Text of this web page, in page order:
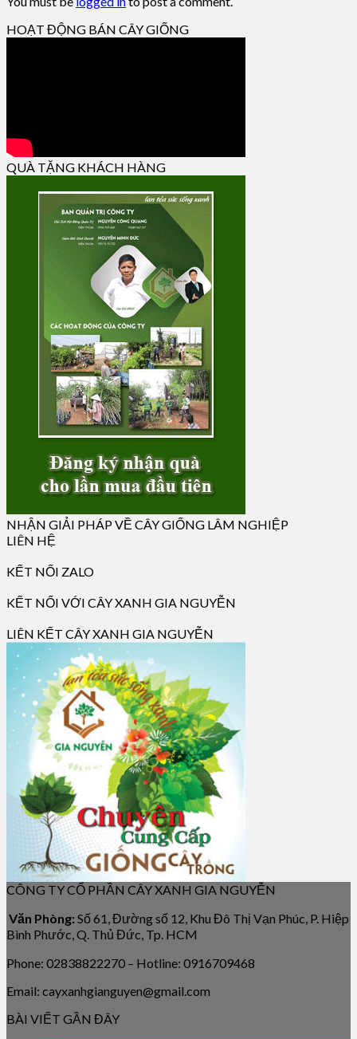
HOẠT ĐỘNG BÁN CÂY GIỐNG
QUÀ TẶNG KHÁCH HÀNG
NHẬN GIẢI PHÁP VỀ CÂY GIỐNG LÂM NGHIỆP
LIÊN HỆ
KẾT NỐI ZALO
KẾT NỐI VỚI CÂY XANH GIA NGUYỄN
LIÊN KẾT CÂY XANH GIA NGUYỄN
CÔNG TY CỔ PHẦN CÂY XANH GIA NGUYỄN
Văn Phòng: Số 61, Đường số 12, Khu Đô Thị Vạn Phúc, P. Hiệp
Bình Phước, Q. Thủ Đức, Tp. HCM
Phone: 02838822270 – Hotline: 0916709468
Email: cayxanhgianguyen@gmail.com
BÀI VIẾT GẦN ĐÂY